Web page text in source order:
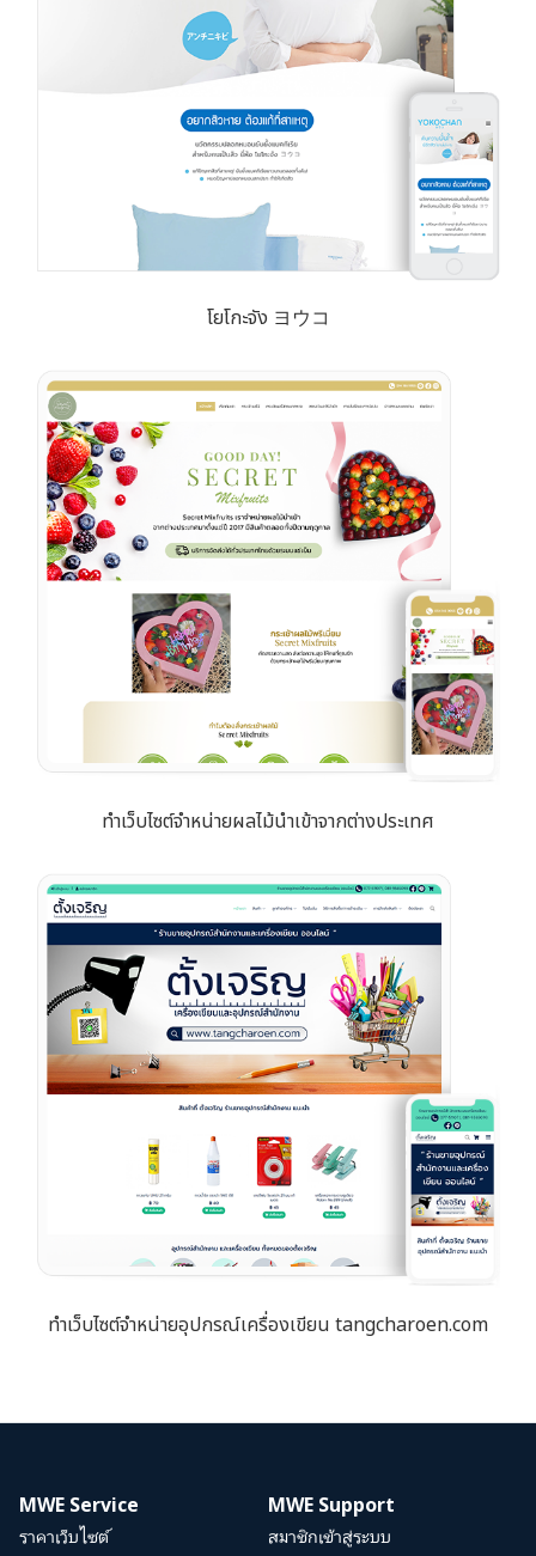
โยโกะจัง ヨウコ
ทำเว็บไซต์จำหน่ายผลไม้นำเข้าจากต่างประเทศ
ทำเว็บไซต์จำหน่ายอุปกรณ์เครื่องเขียน tangcharoen.com
MWE Service
ราคาเว็บไซต์
MWE Support
สมาชิกเข้าสู่ระบบ